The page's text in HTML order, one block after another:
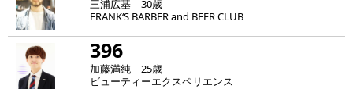
三浦広基 30歳
FRANK‘S BARBER and BEER CLUB
396
加藤満純 25歳
ビューティーエクスペリエンス